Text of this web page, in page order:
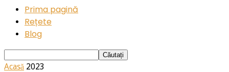
Prima pagină
Rețete
Blog
Acasă 2023